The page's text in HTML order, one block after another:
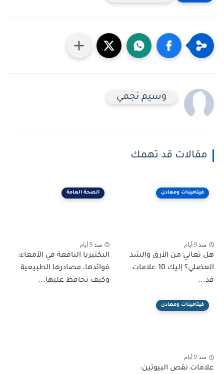
وسيم نجمي
مقالات قد تهمك
فيتامينات ومعادن
منذ 9 أيام
هل تعاني من الأرق والشد
العضلي؟ إليك 10 علامات
قد...
الصحة العامة
منذ 9 أيام
البكتيريا النافعة في الأمعاء:
فوائدها، مصادرها الطبيعية
وكيف تحافظ عليها...
فيتامينات ومعادن
منذ 9 أيام
علامات نقص البيوتين: